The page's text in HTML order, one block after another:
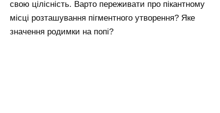
свою цілісність. Варто переживати про пікантному
місці розташування пігментного утворення? Яке
значення родимки на попі?